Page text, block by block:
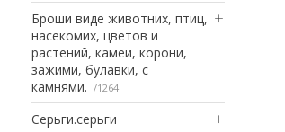
Броши виде животних, птиц,
насекомих, цветов и
растений, камеи, корони,
зажими, булавки, с
камнями.
1264
Серьги.серьги